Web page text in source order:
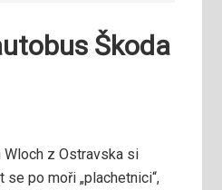
Škoda
z Ostravska si
po moři „plachetnici“,